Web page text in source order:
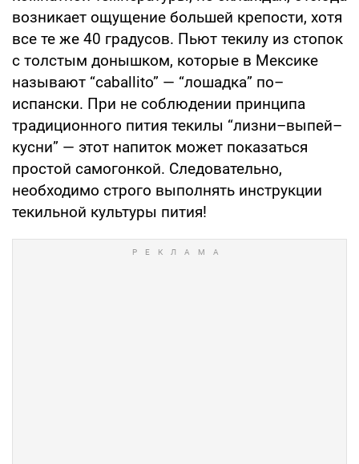
возникает ощущение большей крепости, хотя
все те же 40 градусов. Пьют текилу из стопок
с толстым донышком, которые в Мексике
называют “caballito” — “лошадка” по–
испански. При не соблюдении принципа
традиционного пития текилы “лизни–выпей–
кусни” — этот напиток может показаться
простой самогонкой. Следовательно,
необходимо строго выполнять инструкции
текильной культуры пития!